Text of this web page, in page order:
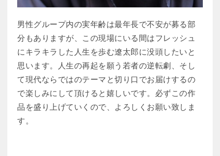
男性グループ内の実年齢は最年長で不安が募る部
分もありますが、この現場にいる間はフレッシュ
にキラキラした人生を歩む遼太郎に没頭したいと
思います。人生の再起を願う若者の逆転劇、そし
て現代ならではのテーマと切り口でお届けするの
で楽しみにして頂けると嬉しいです。必ずこの作
品を盛り上げていくので、よろしくお願い致しま
す。